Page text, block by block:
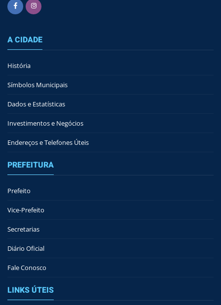
A CIDADE
História
Símbolos Municipais
Dados e Estatísticas
Investimentos e Negócios
Endereços e Telefones Úteis
PREFEITURA
Prefeito
Vice-Prefeito
Secretarias
Diário Oficial
Fale Conosco
LINKS ÚTEIS